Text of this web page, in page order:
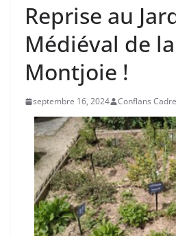
Reprise au
Médiéval de
Montjoie !
septembre 16, 2024 Conflans